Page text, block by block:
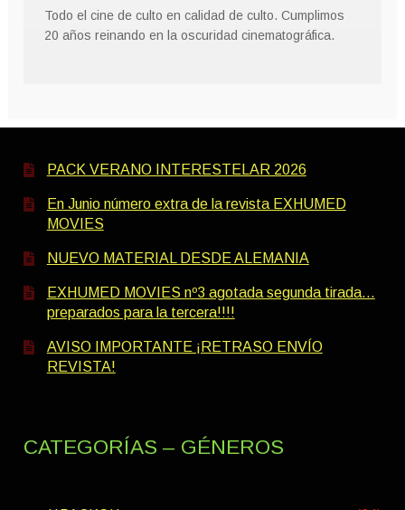
Todo el cine de culto en calidad de culto. Cumplimos
20 años reinando en la oscuridad cinematográfica.
PACK VERANO INTERESTELAR 2026
En Junio número extra de la revista EXHUMED
MOVIES
NUEVO MATERIAL DESDE ALEMANIA
EXHUMED MOVIES nº3 agotada segunda tirada…
preparados para la tercera!!!!
AVISO IMPORTANTE ¡RETRASO ENVÍO
REVISTA!
CATEGORÍAS – GÉNEROS